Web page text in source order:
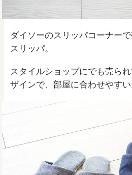
ダイソーのスリッパコーナー
スリッパ。
スタイルショップにでも売ら
ザインで、部屋に合わせやすい